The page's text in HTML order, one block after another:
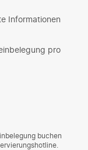
Informationen
pro
buchen